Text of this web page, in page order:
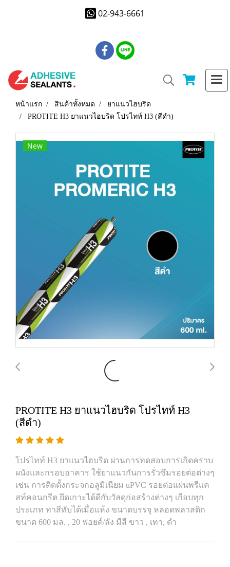
02-943-6661
หน้าแรก สินค้าทั้งหมด
ยาแนวไฮบริด
PROTITE H3 ยาแนวไฮบริด โปรไทท์ H3 (สีดำ)
New
PROTITE H3 ยาแนวไฮบริด โปรไทท์ H3
(สีดำ)
โปรไทท์ H3 ยาแนวไฮบริด ผ่านการทดสอบการเกิดคราบ
ผนังและกรอบอาคาร ใช้ยาแนวกันการรั่วซึมรอยต่อต่างๆ
เช่น การติดตั้งกระจกอลูมิเนียม uPVC รอยต่อแผ่นพรีแค
สท์คอนกรีต ยึดเกาะได้ดีกับวัสดุก่อสร้างต่างๆ เกือบทุก
ประเภท ทาสีทับได้เมื่อแห้ง ขนาดบรรจุ หลอดพลาสติก
ขนาด 600 มล. , 20 ฟอยด์/ลัง มีสี ขาว , เทา, ดำ